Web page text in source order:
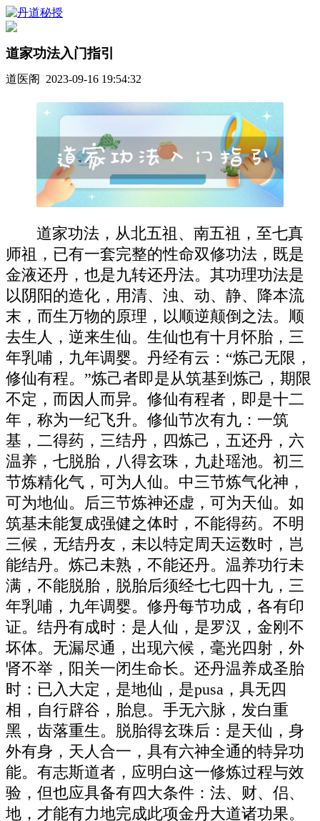
道家功法入门指引
道医阁 2023-09-16 19:54:32
道家功法，从北五祖、南五祖，至七真
师祖，已有一套完整的性命双修功法，既是
金液还丹，也是九转还丹法。其功理功法是
以阴阳的造化，用清、浊、动、静、降本流
末，而生万物的原理，以顺逆颠倒之法。顺
去生人，逆来生仙。生仙也有十月怀胎，三
年乳哺，九年调婴。丹经有云：“炼己无限，
修仙有程。”炼己者即是从筑基到炼己，期限
不定，而因人而异。修仙有程者，即是十二
年，称为一纪飞升。修仙节次有九：一筑
基，二得药，三结丹，四炼己，五还丹，六
温养，七脱胎，八得玄珠，九赴瑶池。初三
节炼精化气，可为人仙。中三节炼气化神，
可为地仙。后三节炼神还虚，可为天仙。如
筑基未能复成强健之体时，不能得药。不明
三候，无结丹友，未以特定周天运数时，岂
能结丹。炼己未熟，不能还丹。温养功行未
满，不能脱胎，脱胎后须经七七四十九，三
年乳哺，九年调婴。修丹每节功成，各有印
证。结丹有成时：是人仙，是罗汉，金刚不
坏体。无漏尽通，出现六候，毫光四射，外
肾不举，阳关一闭生命长。还丹温养成圣胎
时：已入大定，是地仙，是pusa，具无四
相，自行辟谷，胎息。手无六脉，发白重
黑，齿落重生。脱胎得玄珠后：是天仙，身
外有身，天人合一，具有六神全通的特异功
能。有志斯道者，应明白这一修炼过程与效
验，但也应具备有四大条件：法、财、侣、
地，才能有力地完成此项金丹大道诸功果。